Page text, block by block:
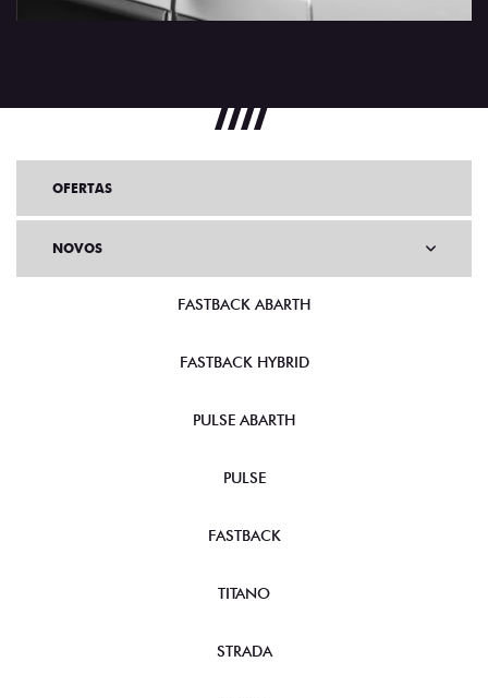
OFERTAS
NOVOS
FASTBACK ABARTH
FASTBACK HYBRID
PULSE ABARTH
PULSE
FASTBACK
TITANO
STRADA